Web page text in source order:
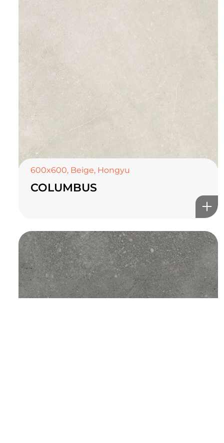
600x600, Beige, Hongyu
COLUMBUS
TOP CERAMICS Байгалын өнгө тансаг
онлайн туслах
©2025 Top ceramics llc, All Rights Reserved.
Themeforest Premium WordPress Theme.